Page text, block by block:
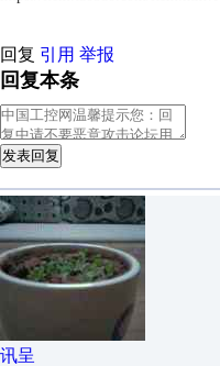
回复 引用 举报
回复本条
发表回复
讯呈